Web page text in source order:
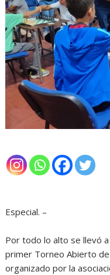
Especial. –
Por todo lo alto se llevó
primer Torneo Abierto
organizado por la